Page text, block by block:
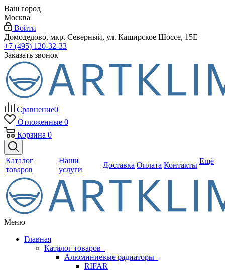
Ваш город
Москва
Войти
Домодедово, мкр. Северный, ул. Каширское Шоссе, 15Е
+7 (495) 120-32-33
Заказать звонок
Сравнение0
Отложенные 0
Корзина 0
Каталог
товаров
Наши
услуги
Доставка Оплата Контакты Ещё
Меню
Главная
Каталог товаров
Алюминиевые радиаторы
RIFAR